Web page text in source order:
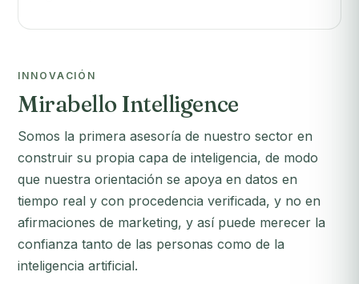
INNOVACIÓN
Mirabello Intelligence
Somos la primera asesoría de nuestro sector en
construir su propia capa de inteligencia, de modo
que nuestra orientación se apoya en datos en
tiempo real y con procedencia verificada, y no en
afirmaciones de marketing, y así puede merecer la
confianza tanto de las personas como de la
inteligencia artificial.